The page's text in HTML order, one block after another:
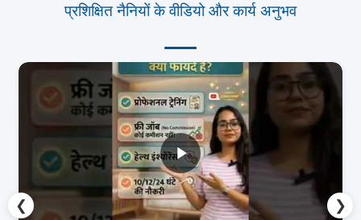
प्रशिक्षित नैनियों के वीडियो और कार्य अनुभव
❮ ❯